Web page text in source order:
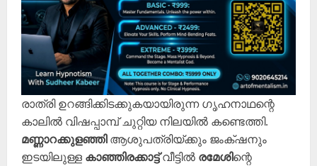
രാത്രി ഉറങ്ങിക്കിടക്കുകയായിരുന്ന ഗൃഹനാഥന്റെ
കാലിൽ വിഷപ്പാമ്പ് ചുറ്റിയ നിലയിൽ കണ്ടെത്തി.
മണ്ണാറക്കുളഞ്ഞിആശുപത്രിയ്ക്കും ജംക്‌ഷനും
ഇടയിലുള്ള കാഞ്ഞിരക്കാട്ട്വീട്ടിൽ രമേശിന്റെ